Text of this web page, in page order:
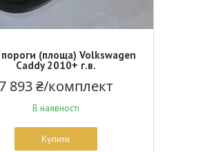
пороги (площа) Volkswagen
Caddy 2010+ г.в.
893 ₴/комплект
В наявності
Купити